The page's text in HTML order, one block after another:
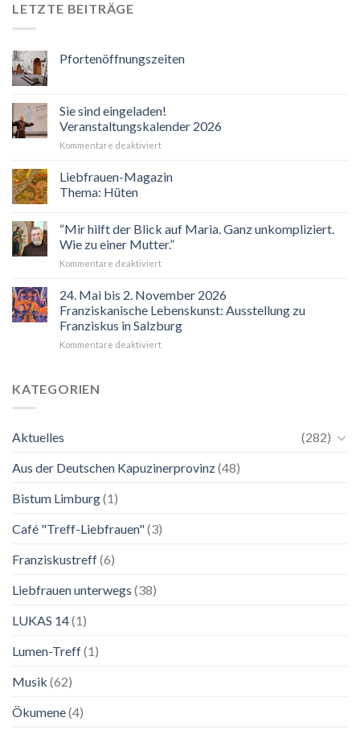
LETZTE BEITRÄGE
Pfortenöffnungszeiten
Sie sind eingeladen!
Veranstaltungskalender 2026
Kommentare deaktiviertfür
sind
eingeladen!
Liebfrauen-Magazin
Thema: Hüten
“Mir hilft der Blick auf Maria. Ganz unkompliziert.
Wie zu einer Mutter.”
Kommentare deaktiviertfür
hilft
der
Blick
auf
Maria.
24. Mai bis 2. November 2026
Franziskanische Lebenskunst: Ausstellung zu
Franziskus in Salzburg
Kommentare deaktiviertfür
Ausstellung
KATEGORIEN
Aktuelles
(282)
Aus der Deutschen Kapuzinerprovinz(48)
Bistum Limburg(1)
Café "Treff-Liebfrauen"(3)
Franziskustreff(6)
Liebfrauen unterwegs (38)
LUKAS 14(1)
Lumen-Treff(1)
Musik (62)
Ökumene(4)